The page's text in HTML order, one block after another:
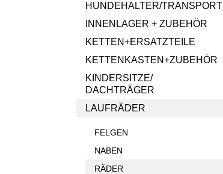
HUNDEHALTER/TRANSPORT
INNENLAGER + ZUBEHÖR
KETTEN+ERSATZTEILE
KETTENKASTEN+ZUBEHÖR
KINDERSITZE/
DACHTRÄGER
LAUFRÄDER
FELGEN
NABEN
RÄDER